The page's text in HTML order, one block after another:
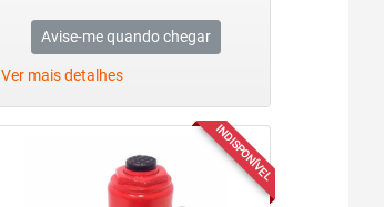
Avise-me quando chegar
Ver mais detalhes
INDISPONÍVEL